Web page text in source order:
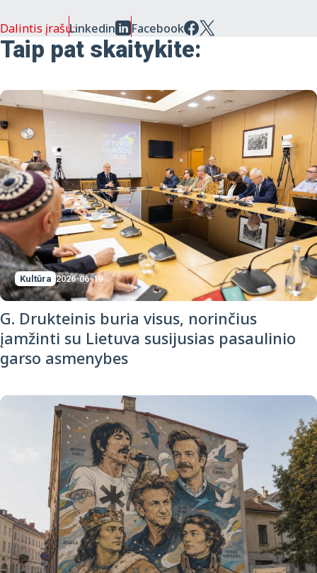
Dalintis įrašu:Linkedin Facebook
Taip pat skaitykite:
Kultūra 2026-06-19
G. Drukteinis buria visus, norinčius
įamžinti su Lietuva susijusias pasaulinio
garso asmenybes